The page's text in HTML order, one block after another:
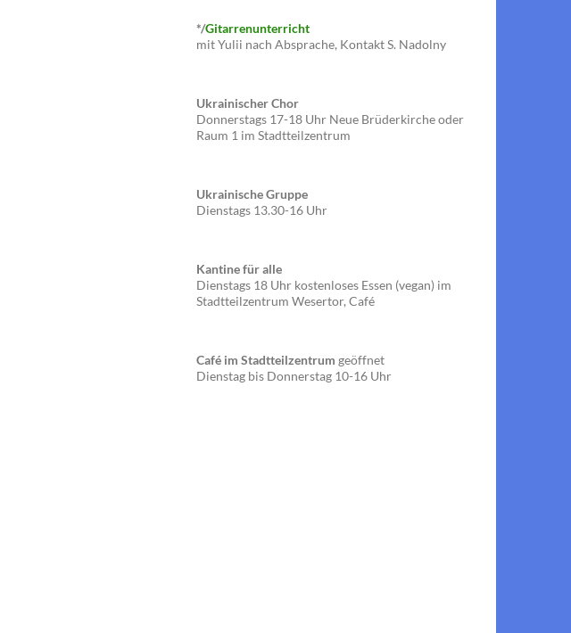
*/Gitarrenunterricht
mit Yulii nach Absprache, Kontakt S. Nadolny
Ukrainischer Chor
Donnerstags 17-18 Uhr Neue Brüderkirche oder
Raum 1 im Stadtteilzentrum
Ukrainische Gruppe
Dienstags 13.30-16 Uhr
Kantine für alle
Dienstags 18 Uhr kostenloses Essen (vegan) im
Stadtteilzentrum Wesertor, Café
Café im Stadtteilzentrum geöffnet
Dienstag bis Donnerstag 10-16 Uhr